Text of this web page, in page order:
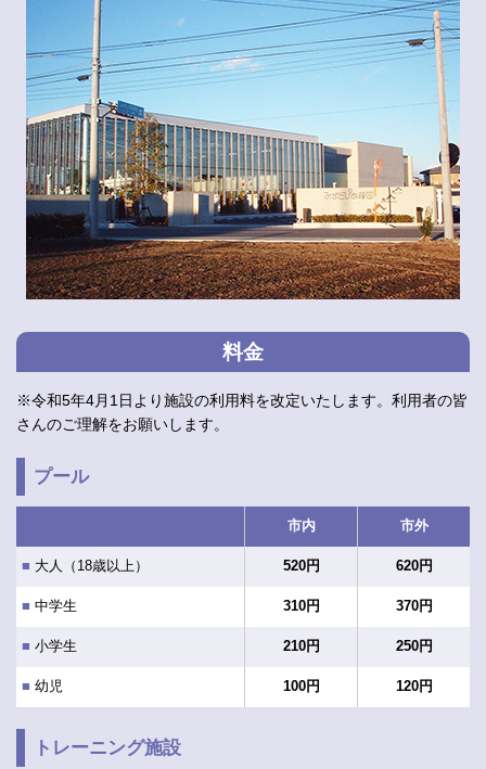
料金
※令和5年4月1日より施設の利用料を改定いたします。利用者の皆
さんのご理解をお願いします。
プール
市内 市外
■ 大人（18歳以上） 520円 620円
■ 中学生 310円 370円
■ 小学生 210円 250円
■ 幼児 100円 120円
トレーニング施設